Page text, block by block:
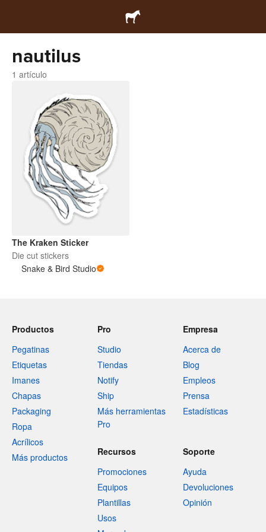
nautilus
1 artículo
The Kraken Sticker
Die cut stickers
Snake & Bird Studio
Productos
Pegatinas
Etiquetas
Imanes
Chapas
Packaging
Ropa
Acrílicos
Más productos
Pro
Studio
Tiendas
Notify
Ship
Más herramientas
Pro
Empresa
Acerca de
Blog
Empleos
Prensa
Estadísticas
Recursos
Promociones
Equipos
Plantillas
Usos
Soporte
Ayuda
Devoluciones
Opinión